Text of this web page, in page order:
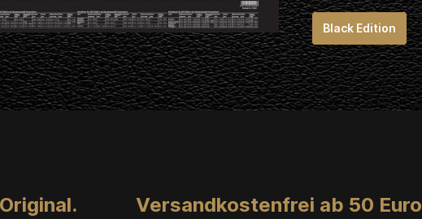
Black Edition
Versandkostenfrei ab 50 Euro